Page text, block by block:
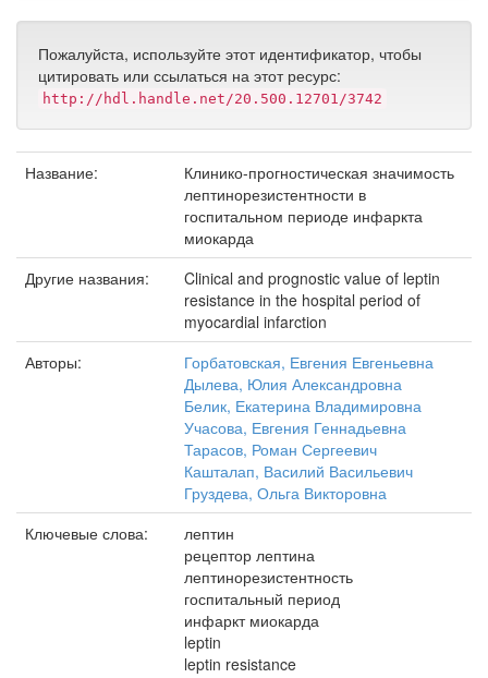
Пожалуйста, используйте этот идентификатор, чтобы
цитировать или ссылаться на этот ресурс:
http://hdl.handle.net/20.500.12701/3742
Название:
Клинико-прогностическая значимость
лептинорезистентности в
госпитальном периоде инфаркта
миокарда
Другие названия:
Clinical and prognostic value of leptin
resistance in the hospital period of
myocardial infarction
Авторы:
Горбатовская, Евгения Евгеньевна
Дылева, Юлия Александровна
Белик, Екатерина Владимировна
Учасова, Евгения Геннадьевна
Тарасов, Роман Сергеевич
Кашталап, Василий Васильевич
Груздева, Ольга Викторовна
Ключевые слова:
лептин
рецептор лептина
лептинорезистентность
госпитальный период
инфаркт миокарда
leptin
leptin resistance